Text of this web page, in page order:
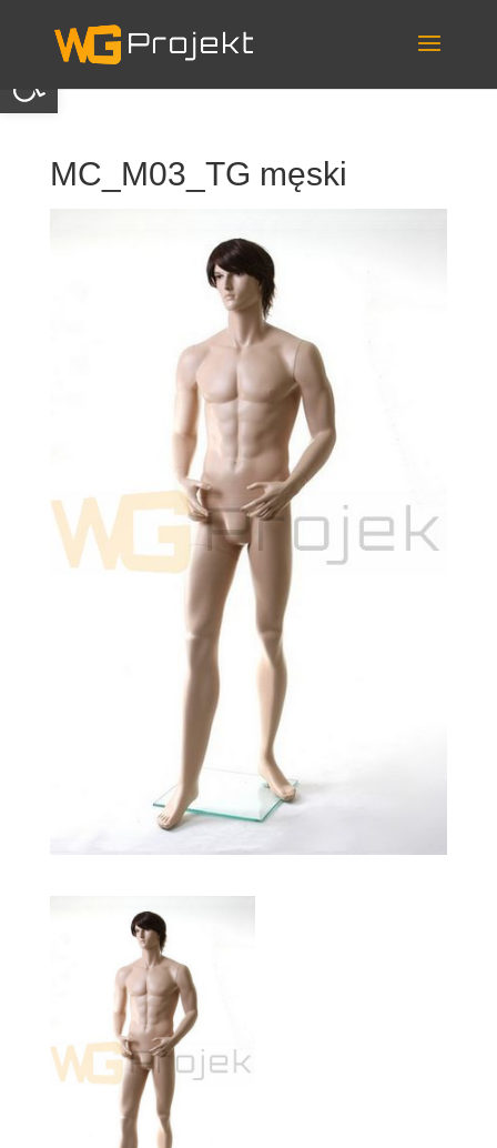
Otwórz pasek narzędzi
content
MC_M03_TG męski